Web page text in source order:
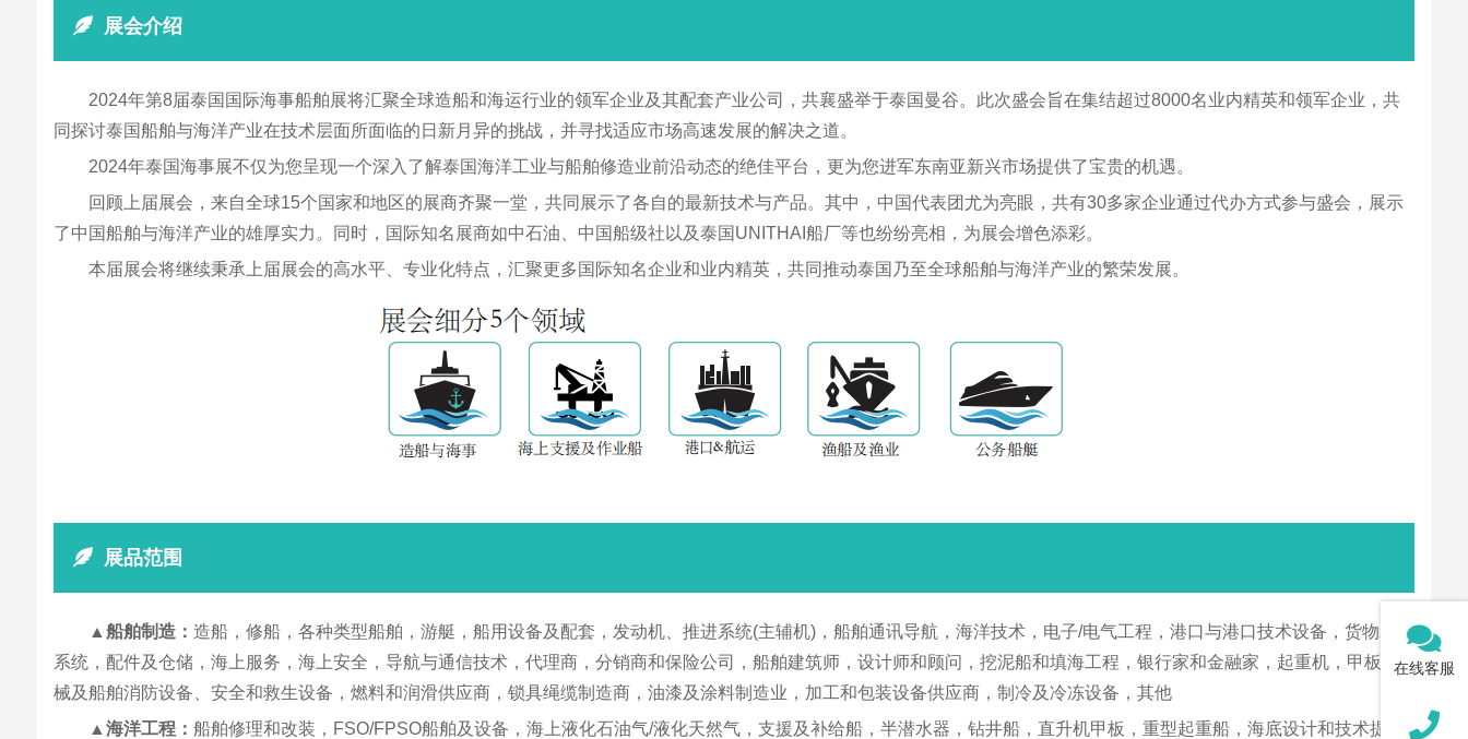
展会介绍
2024年第8届泰国国际海事船舶展将汇聚全球造船和海运行业的领军企业及其配套产业公司，共襄盛举于泰国曼谷。此次盛会旨在集结超过8000名业内精英和领军企业，共
同探讨泰国船舶与海洋产业在技术层面所面临的日新月异的挑战，并寻找适应市场高速发展的解决之道。
2024年泰国海事展不仅为您呈现一个深入了解泰国海洋工业与船舶修造业前沿动态的绝佳平台，更为您进军东南亚新兴市场提供了宝贵的机遇。
回顾上届展会，来自全球15个国家和地区的展商齐聚一堂，共同展示了各自的最新技术与产品。其中，中国代表团尤为亮眼，共有30多家企业通过代办方式参与盛会，展示
了中国船舶与海洋产业的雄厚实力。同时，国际知名展商如中石油、中国船级社以及泰国UNITHAI船厂等也纷纷亮相，为展会增色添彩。
本届展会将继续秉承上届展会的高水平、专业化特点，汇聚更多国际知名企业和业内精英，共同推动泰国乃至全球船舶与海洋产业的繁荣发展。
展品范围
▲船舶制造： 造船，修船，各种类型船舶，游艇，船用设备及配套，发动机、推进系统(主辅机)，船舶通讯导航，海洋技术，电子/电气工程，港口与港口技术设备，货物装卸
系统，配件及仓储，海上服务，海上安全，导航与通信技术，代理商，分销商和保险公司，船舶建筑师，设计师和顾问，挖泥船和填海工程，银行家和金融家，起重机，甲板机
械及船舶消防设备、安全和救生设备，燃料和润滑供应商，锁具绳缆制造商，油漆及涂料制造业，加工和包装设备供应商，制冷及冷冻设备，其他
▲海洋工程： 船舶修理和改装，FSO/FPSO船舶及设备，海上液化石油气/液化天然气，支援及补给船，半潜水器，钻井船，直升机甲板，重型起重船，海底设计和技术提供
在线客服